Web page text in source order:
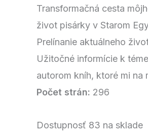
Transformačná cesta
život pisárky v Starom
Prelínanie aktuálneho
Užitočné informície k
autorom kníh, ktoré mi na
Počet strán: 296
Dostupnosť 83 na sklade